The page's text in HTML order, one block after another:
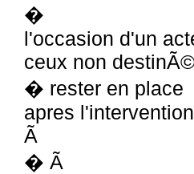
�
l'occasion d'un
ceux non
� rester en place
apres
Ã
� Ã